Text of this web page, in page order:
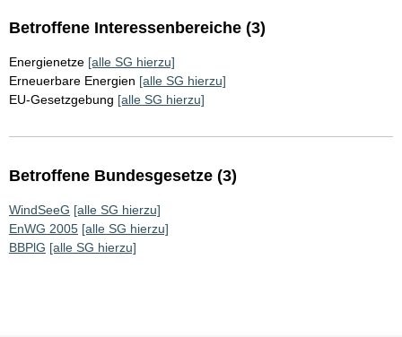
Betroffene Interessenbereiche (3)
Energienetze [alle SG hierzu]
Erneuerbare Energien [alle SG hierzu]
EU-Gesetzgebung [alle SG hierzu]
Betroffene Bundesgesetze (3)
WindSeeG [alle SG hierzu]
EnWG 2005 [alle SG hierzu]
BBPlG [alle SG hierzu]